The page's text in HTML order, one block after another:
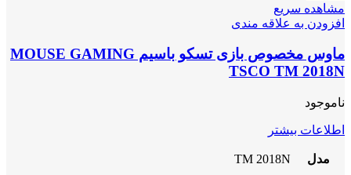
مشاهده سریع
افزودن به علاقه مندی
ماوس مخصوص بازی تسکو باسیم MOUSE GAMING
TSCO TM 2018N
ناموجود
اطلاعات بیشتر
مدل TM 2018N